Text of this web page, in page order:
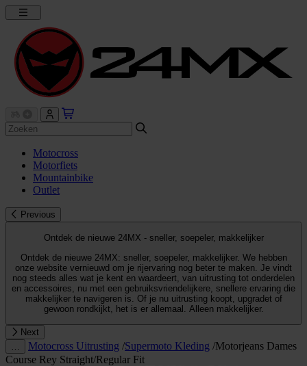
Motocross
Motorfiets
Mountainbike
Outlet
Previous
Ontdek de nieuwe 24MX - sneller, soepeler, makkelijker
Ontdek de nieuwe 24MX: sneller, soepeler, makkelijker. We hebben
onze website vernieuwd om je rijervaring nog beter te maken. Je vindt
nog steeds alles wat je kent en waardeert, van uitrusting tot onderdelen
en accessoires, nu met een gebruiksvriendelijkere, snellere ervaring die
makkelijker te navigeren is. Of je nu uitrusting koopt, upgradet of
gewoon rondkijkt, het is er allemaal. Alleen makkelijker.
Next
Motocross Uitrusting /Supermoto Kleding /Motorjeans Dames
Course Rey Straight/Regular Fit